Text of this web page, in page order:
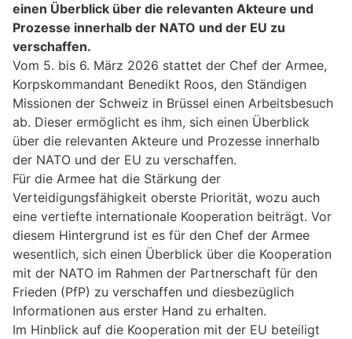
einen Überblick über die relevanten Akteure und
Prozesse innerhalb der NATO und der EU zu
verschaffen.
Vom 5. bis 6. März 2026 stattet der Chef der Armee,
Korpskommandant Benedikt Roos, den Ständigen
Missionen der Schweiz in Brüssel einen Arbeitsbesuch
ab. Dieser ermöglicht es ihm, sich einen Überblick
über die relevanten Akteure und Prozesse innerhalb
der NATO und der EU zu verschaffen.
Für die Armee hat die Stärkung der
Verteidigungsfähigkeit oberste Priorität, wozu auch
eine vertiefte internationale Kooperation beiträgt. Vor
diesem Hintergrund ist es für den Chef der Armee
wesentlich, sich einen Überblick über die Kooperation
mit der NATO im Rahmen der Partnerschaft für den
Frieden (PfP) zu verschaffen und diesbezüglich
Informationen aus erster Hand zu erhalten.
Im Hinblick auf die Kooperation mit der EU beteiligt